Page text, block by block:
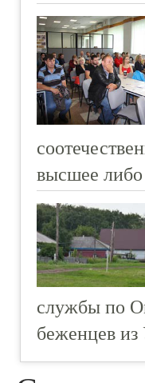
высшее либо
службы по
беженцев